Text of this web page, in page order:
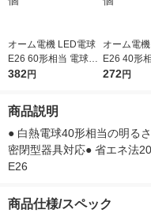
オーム電機 LED電球
E26 60形相当 電球色
06-3153 1個
382円
オーム電
E26 40形
06-3152 1個
272円
商品説明
● 白熱電球40形相当の明る
密閉型器具対応● 省エネ法
E26
商品仕様/スペック